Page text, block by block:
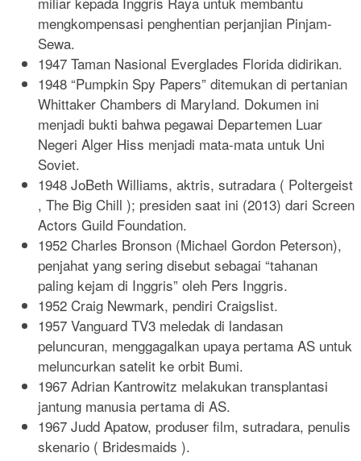
mengkompensasi penghentian perjanjian Pinjam-
Sewa.
1947 Taman Nasional Everglades Florida didirikan.
1948 “Pumpkin Spy Papers” ditemukan di pertanian
Whittaker Chambers di Maryland. Dokumen ini
menjadi bukti bahwa pegawai Departemen Luar
Negeri Alger Hiss menjadi mata-mata untuk Uni
Soviet.
1948 JoBeth Williams, aktris, sutradara ( Poltergeist
, The Big Chill ); presiden saat ini (2013) dari Screen
Actors Guild Foundation.
1952 Charles Bronson (Michael Gordon Peterson),
penjahat yang sering disebut sebagai “tahanan
paling kejam di Inggris” oleh Pers Inggris.
1952 Craig Newmark, pendiri Craigslist.
1957 Vanguard TV3 meledak di landasan
peluncuran, menggagalkan upaya pertama AS untuk
meluncurkan satelit ke orbit Bumi.
1967 Adrian Kantrowitz melakukan transplantasi
jantung manusia pertama di AS.
1967 Judd Apatow, produser film, sutradara, penulis
skenario ( Bridesmaids ).